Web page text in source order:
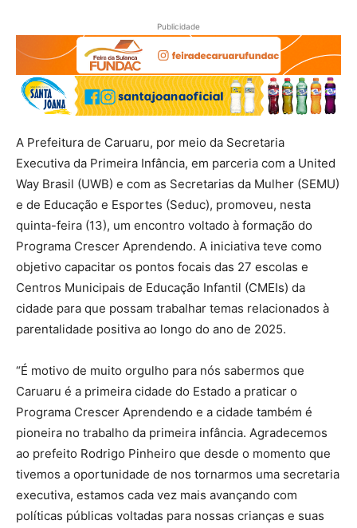
Publicidade
A Prefeitura de Caruaru, por meio da Secretaria
Executiva da Primeira Infância, em parceria com a United
Way Brasil (UWB) e com as Secretarias da Mulher (SEMU)
e de Educação e Esportes (Seduc), promoveu, nesta
quinta-feira (13), um encontro voltado à formação do
Programa Crescer Aprendendo. A iniciativa teve como
objetivo capacitar os pontos focais das 27 escolas e
Centros Municipais de Educação Infantil (CMEIs) da
cidade para que possam trabalhar temas relacionados à
parentalidade positiva ao longo do ano de 2025.
“É motivo de muito orgulho para nós sabermos que
Caruaru é a primeira cidade do Estado a praticar o
Programa Crescer Aprendendo e a cidade também é
pioneira no trabalho da primeira infância. Agradecemos
ao prefeito Rodrigo Pinheiro que desde o momento que
tivemos a oportunidade de nos tornarmos uma secretaria
executiva, estamos cada vez mais avançando com
políticas públicas voltadas para nossas crianças e suas